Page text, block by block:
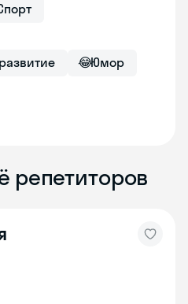
😂Юмор
репетиторов